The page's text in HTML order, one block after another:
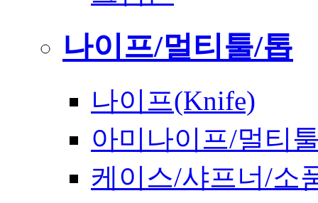
나이프/멀티툴/톱
나이프(Knife)
아미나이프/멀티
케이스/샤프너/소